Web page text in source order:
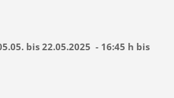
bis 22.05.2025 - 16:45 h bis